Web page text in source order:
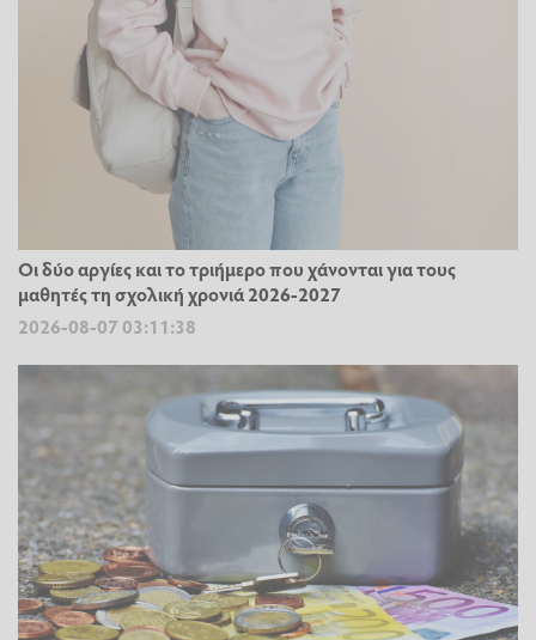
Οι δύο αργίες και το τριήμερο που χάνονται για τους
μαθητές τη σχολική χρονιά 2026-2027
2026-08-07 03:11:38